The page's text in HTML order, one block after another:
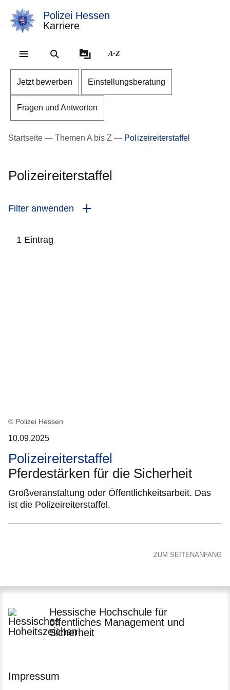
Polizei Hessen
Karriere
A-Z
Jetzt bewerben Einstellungsberatung
Fragen und Antworten
Startseite Themen A bis Z Polizeireiterstaffel
Polizeireiterstaffel
Filter anwenden
1 Eintrag
© Polizei Hessen
10.09.2025
Polizeireiterstaffel
Pferdestärken für die Sicherheit
Großveranstaltung oder Öffentlichkeitsarbeit. Das
ist die Polizeireiterstaffel.
ZUM SEITENANFANG
Hessische Hochschule für
öffentliches Management und
Sicherheit
Impressum